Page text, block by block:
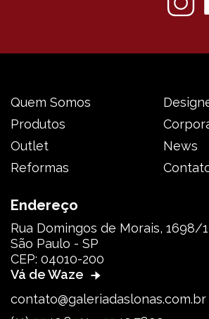
Quem Somos
Produtos
Outlet
Reformas
News
Endereço
Rua Domingos de Morais, 1698/
São Paulo - SP
CEP: 04010-200
Vá de Waze
contato@galeriadaslonas.com.br